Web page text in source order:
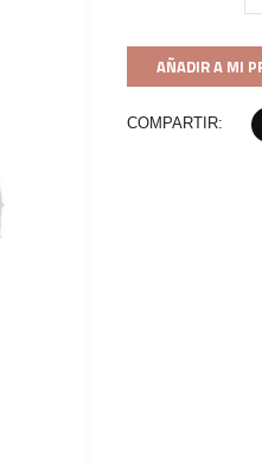
AÑADIR A MI
COMPARTIR: